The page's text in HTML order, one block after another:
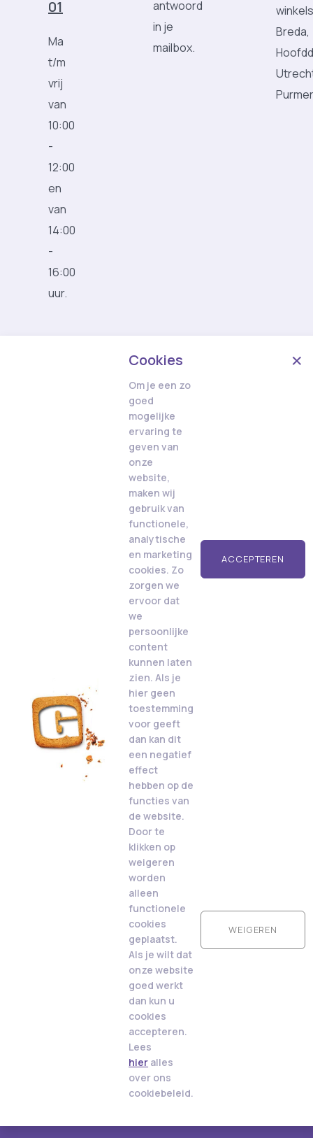
01
Ma
t/m
vrij
van
10:00
-
12:00
en
van
14:00
-
16:00
uur.
antwoord
in je
mailbox.
Breda,
Cookies
Om je een zo
goed
mogelijke
ervaring te
geven van
onze
website,
maken wij
gebruik van
functionele,
analytische
en marketing
cookies. Zo
zorgen we
ervoor dat
we
persoonlijke
content
kunnen laten
zien. Als je
hier geen
toestemming
voor geeft
dan kan dit
een negatief
effect
hebben op de
functies van
de website.
Door te
klikken op
weigeren
worden
alleen
functionele
cookies
geplaatst.
Als je wilt dat
onze website
goed werkt
dan kun u
cookies
accepteren.
Lees
hier alles
over ons
cookiebeleid.
ACCEPTEREN
WEIGEREN